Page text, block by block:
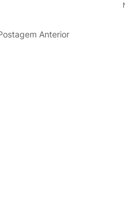
Anterior